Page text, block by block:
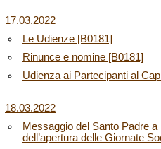
17.03.2022
Le Udienze [B0181]
Rinunce e nomine [B0181]
Udienza ai Partecipanti al
18.03.2022
Messaggio del Santo Padre
dell’apertura delle Giornate